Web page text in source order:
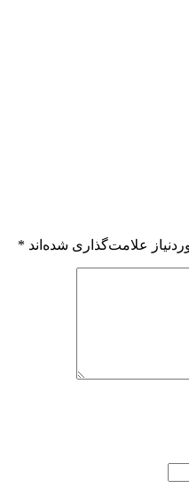
علامت‌گذاری شده‌اند *